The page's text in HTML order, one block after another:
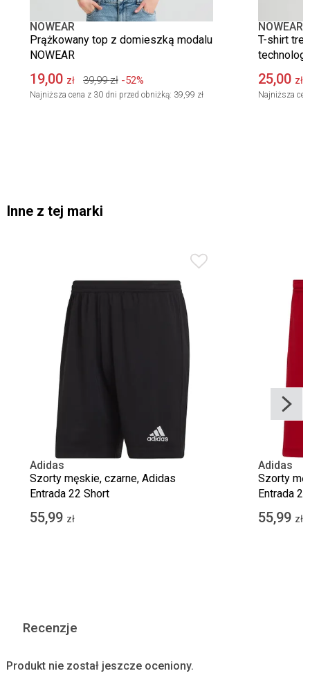
NOWEAR
Prążkowany top z domieszką modalu
NOWEAR
19,00 zł 39,99 zł -52%
Najniższa cena z 30 dni przed obniżką: 39,99 zł
NOWEAR
T-shirt
25,00 zł
Najniższa
Inne z tej marki
Adidas
Szorty męskie, czarne, Adidas
Entrada 22 Short
55,99 zł
Adidas
Szorty
Entrada
55,99 zł
Recenzje
Produkt nie został jeszcze oceniony.